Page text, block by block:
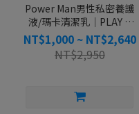
Power Man男性私密養護
液/瑪卡清潔乳｜PLAY &
JOY
NT$1,000 ~ NT$2,640
NT$2,950